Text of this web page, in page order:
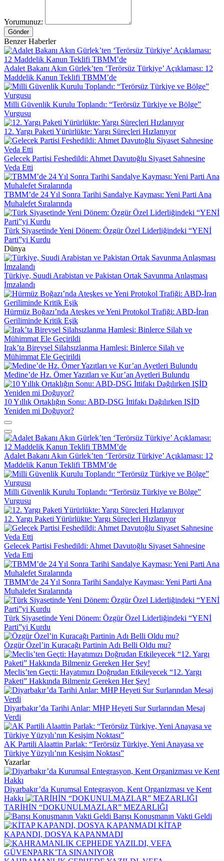
Yorumunuz:
Gönder
Benzer Haberler
Adalet Bakanı Akın Gürlek’ten ‘Terörsüz Türkiye’ Açıklaması: 12
Maddelik Kanun Teklifi TBMM’de
Milli Güvenlik Kurulu Toplandı: “Terörsüz Türkiye ve Bölge”
Vurgusu
12. Yargı Paketi Yürürlükte: Yargı Süreçleri Hızlanıyor
Gelecek Partisi Feshedildi: Ahmet Davutoğlu Siyaset Sahnesine
Veda Etti
TBMM’de 24 Yıl Sonra Tarihi Sandalye Kayması: Yeni Parti Ana
Muhalefet Sıralarında
Türk Siyasetinde Yeni Dönem: Özgür Özel Liderliğindeki “YENİ
Parti”yi Kurdu
Dünya
Türkiye, Suudi Arabistan ve Pakistan Ortak Savunma Anlaşması
İmzalandı
Hürmüz Boğazı’nda Ateşkes ve Yeni Protokol Trafiği: ABD-İran
Geriliminde Kritik Eşik
Irak’ta Bireysel Silahsızlanma Hamlesi: Binlerce Silah ve
Mühimmat Ele Geçirildi
Medine’de Hz. Ömer Yazıtları ve Kur’an Ayetleri Bulundu
10 Yıllık Ortaklığın Sonu: ABD-DSG İttifakı Dağılırken IŞİD
Yeniden mi Doğuyor?
Adalet Bakanı Akın Gürlek’ten ‘Terörsüz Türkiye’ Açıklaması: 12
Maddelik Kanun Teklifi TBMM’de
Milli Güvenlik Kurulu Toplandı: “Terörsüz Türkiye ve Bölge”
Vurgusu
12. Yargı Paketi Yürürlükte: Yargı Süreçleri Hızlanıyor
Gelecek Partisi Feshedildi: Ahmet Davutoğlu Siyaset Sahnesine
Veda Etti
TBMM’de 24 Yıl Sonra Tarihi Sandalye Kayması: Yeni Parti Ana
Muhalefet Sıralarında
Türk Siyasetinde Yeni Dönem: Özgür Özel Liderliğindeki “YENİ
Parti”yi Kurdu
Özgür Özel’in Kuracağı Partinin Adı Belli Oldu mu?
Meclis’ten Geçti: Hayatımızı Doğrudan Etkileyecek “12. Yargı
Paketi” Hakkında Bilmeniz Gereken Her Şey!
Diyarbakır’da Tarihi Anlar: MHP Heyeti Sur Surlarından Mesaj
Verdi
AK Partili Alaattin Parlak: “Terörsüz Türkiye, Yeni Anayasa ve
Türkiye Yüzyılı’nın Kesişim Noktası”
Yazarlar
Diyarbakır’da Kurumsal Entegrasyon, Kent Organizması ve Kent
Hakkı
TARİHİN “DOKUNULMAZLAR” MEZARLIĞI
Barışı Konuşmanın Vakti Geldi
KİTAP
KAPANDI, DOSYA KAPANMADI